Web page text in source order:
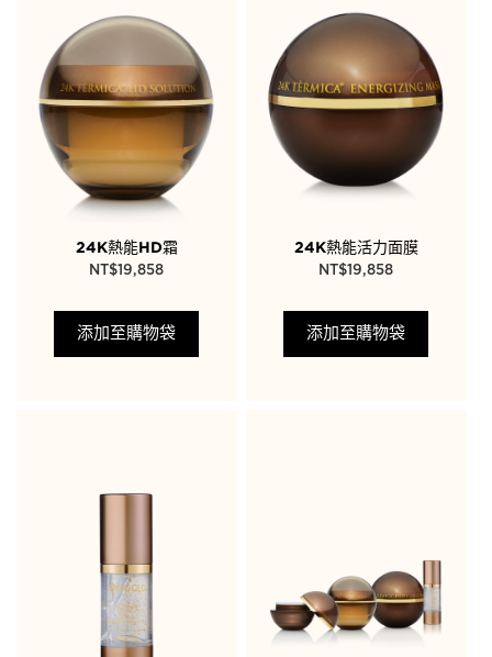
24K熱能HD霜
NT$19,858
添加至購物袋
24K熱能活力面膜
NT$19,858
添加至購物袋